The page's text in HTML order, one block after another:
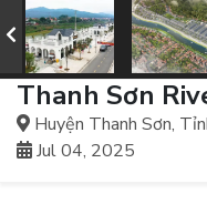
Thanh Sơn
Huyện Thanh Sơn,
Jul 04, 2025